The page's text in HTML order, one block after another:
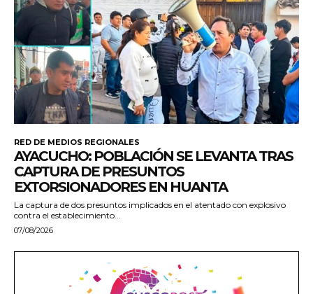
RED DE MEDIOS REGIONALES
AYACUCHO: POBLACIÓN SE LEVANTA TRAS
CAPTURA DE PRESUNTOS
EXTORSIONADORES EN HUANTA
La captura de dos presuntos implicados en el atentado con explosivo
contra el establecimiento...
07/08/2026